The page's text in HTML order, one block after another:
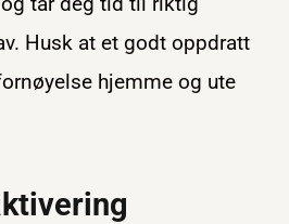
Husk at et godt oppdratt
hjemme og ute